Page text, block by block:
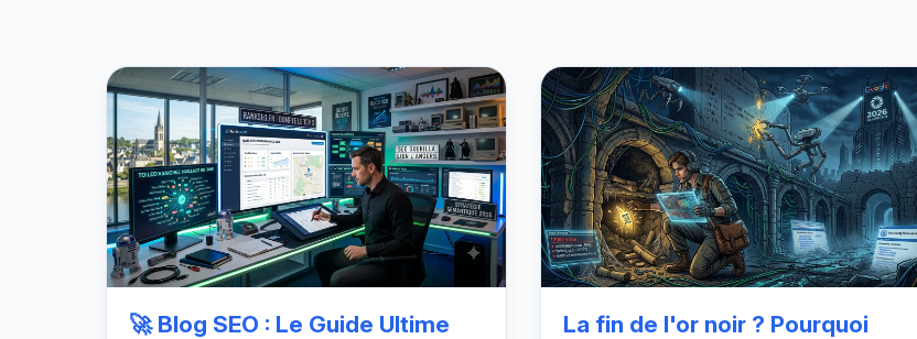
🚀 Blog SEO : Le Guide Ultime
La fin de l'or noir ? Pourquoi